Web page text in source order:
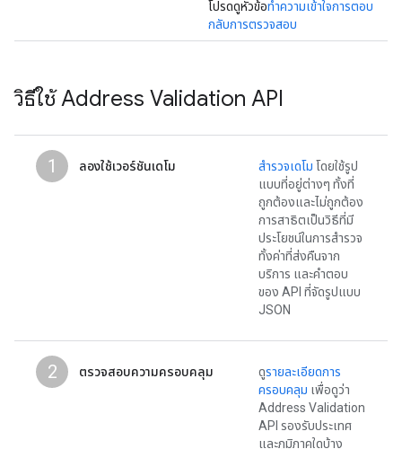
โปรดดูหัวข้อทำความเข้าใจการตอบ
กลับการตรวจสอบ
วิธีใช้ Address Validation API
1 ลองใช้เวอร์ชันเดโม สำรวจเดโม โดยใช้รูป
แบบที่อยู่ต่างๆ ทั้งที่
ถูกต้องและไม่ถูกต้อง
การสาธิตเป็นวิธีที่มี
ประโยชน์ในการสำรวจ
ทั้งค่าที่ส่งคืนจาก
บริการ และคำตอบ
ของ API ที่จัดรูปแบบ
JSON
2 ตรวจสอบความครอบคลุม ดูรายละเอียดการ
ครอบคลุม เพื่อดูว่า
Address Validation
API รองรับประเทศ
และภูมิภาคใดบ้าง